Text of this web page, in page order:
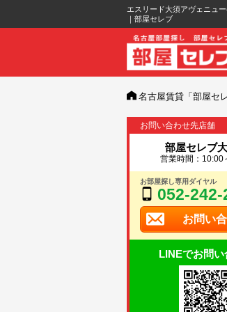
エスリード大須アヴェニュ
｜部屋セレブ
名古屋賃貸「部屋セレ
お問い合わせ先店舗
部屋セレブ
営業時間：10:00
お部屋探し専用ダイヤル
052-242-
お問い
LINEでお問い